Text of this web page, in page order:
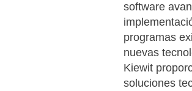
software
programas
nuevas
Kiewit
soluciones